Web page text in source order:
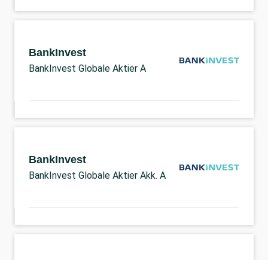
BankInvest
BankInvest Globale Aktier A
BankInvest
BankInvest Globale Aktier Akk. A